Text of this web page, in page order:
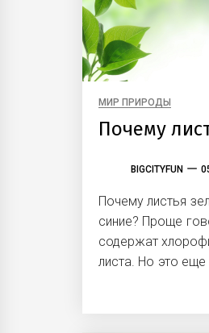
МИР ПРИРОДЫ
Почему
BIGCITYFUN
Почему листья
синие? Проще
содержат
листа. Но это